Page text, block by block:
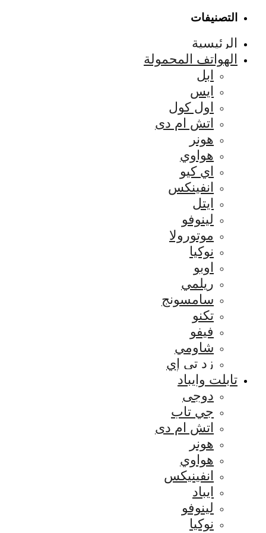
التصنيفات
الرئيسية
الهواتف المحمولة
ابل
ايس
اول كول
اتش ام دى
هونر
هواوي
اي كيو
انفينكس
ايتل
لينوفو
موتورولا
نوكيا
اوبو
ريلمي
سامسونج
تكنو
فيفو
شاومي
زد تي إي
تابلت وايباد
دوجى
جي تاب
اتش ام دى
هونر
هواوي
انفينيكس
ايباد
لينوفو
نوكيا